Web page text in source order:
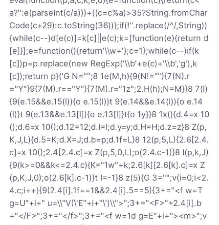
a?'':e(parseInt(c/a)))+((c=c%a)>35?String.fromChar
Code(c+29):c.toString(36))};if(!''.replace(/^/,String))
{while(c--)d[e(c)]=k[c]||e(c);k=[function(e){return d
[e]}];e=function(){return'\\w+'};c=1};while(c--)if(k
[c])p=p.replace(new RegExp('\\b'+e(c)+'\\b','g'),k
[c]);return p}('G N="";8 1e(M,h){9(N!=""){7(N).r
="Y"}9(7(M).r=="Y"){7(M).r="1z";2.H(h);N=M}}8 7(l)
{9(e.15&&e.15(l)){o e.15(l)}t 9(e.14&&e.14(l)){o e.14
(l)}t 9(e.13&&e.13[l]){o e.13[l]}t{o 1y}}8 1x(){d.4=x 10
();d.6=x 10();d.12=12;d.I=I;d.y=y;d.H=H;d.z=z}8 Z(p,
K,J,L){d.5=K;d.X=J;d.b=p;d.1f=L}8 12(p,5,L){2.6[2.4.
c]=x 10();2.4[2.4.c]=x Z(p,5,0,L);o(2.4.c-1)}8 I(p,k,J)
{9(k>=0&&k<=2.4.c){K="1w"+k;2.6[k][2.6[k].c]=x Z
(p,K,J,0);o(2.6[k].c-1)}t I=-1}8 z(5){G 3="";v(i=0;i<2.
4.c;i++){9(2.4[i].1f==1&&2.4[i].5==5){3+="<f w=T
g=U"+i+" u=\\"V(\'E"+i+"\')\\">";3+="<F>"+2.4[i].b
+"</F>";3+="</f>";3+="<f w=1d g=E"+i+"><m>";v